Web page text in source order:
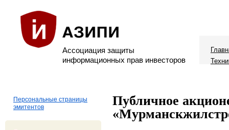
Ассоциация защиты
информационных прав инвесторов
Персональные страницы
эмитентов
Публичное